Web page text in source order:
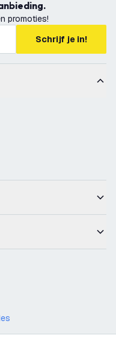
promoties!
Schrijf je in!